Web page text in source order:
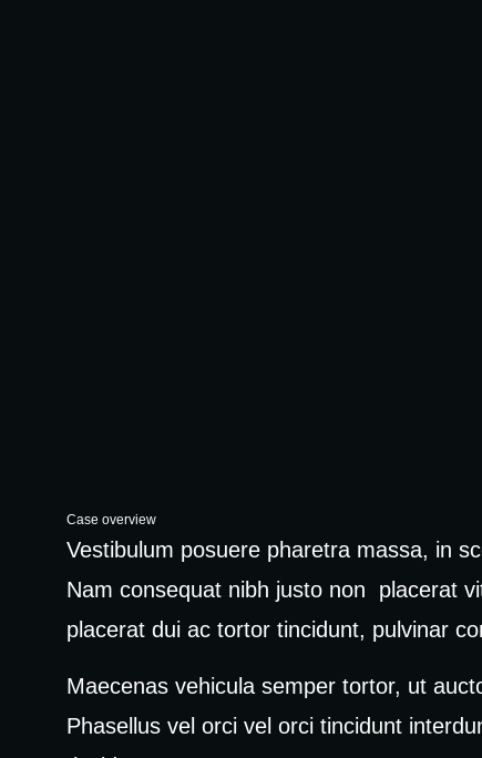
Case overview
Vestibulum posuere pharetra massa, in
Nam consequat nibh justo non placerat
placerat dui ac tortor tincidunt, pulvinar
Maecenas vehicula semper tortor, ut
Phasellus vel orci vel orci tincidunt